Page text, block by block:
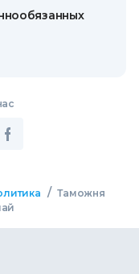
/ Таможня